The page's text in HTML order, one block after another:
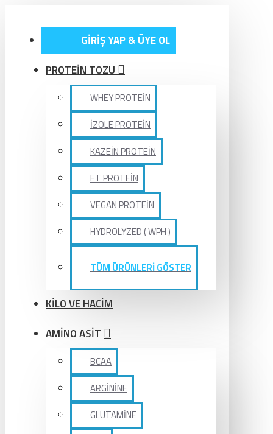
GİRİŞ YAP & ÜYE OL
PROTEİN TOZU
WHEY PROTEİN
İZOLE PROTEİN
KAZEİN PROTEİN
ET PROTEİN
VEGAN PROTEİN
HYDROLYZED ( WPH )
TÜM ÜRÜNLERİ GÖSTER
KİLO VE HACİM
AMİNO ASİT
BCAA
ARGİNİNE
GLUTAMİNE